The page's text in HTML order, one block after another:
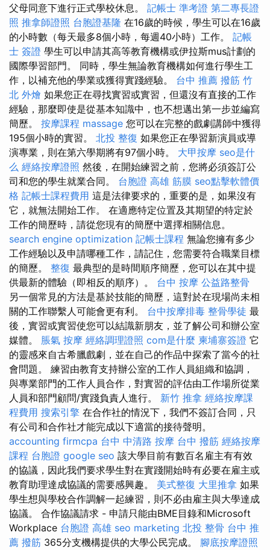
父母同意下進行正式學校休息。 記帳士 準考證 第二專長證
照 推拿師證照 台胞證基隆 在16歲的時候，學生可以在16歲
的小時數（每天最多8個小時，每週40小時）工作。 記帳
士 簽證 學生可以申請其高等教育機構或伊拉斯mus計劃的
國際學習部門。 同時，學生無論教育機構如何進行學生工
作，以補充他的學業或獲得實踐經驗。 台中 推薦 撥筋 竹
北 外燴 如果您正在尋找實習或實習，但還沒有直接的工作
經驗，那麼即使是從基本知識中，也不想邁出第一步並編寫
簡歷。 按摩課程 massage 您可以在完整的戲劇講師中獲得
195個小時的實習。 北投 整復 如果您正在學習新演員或導
演專業，則在第六學期將有97個小時。 大甲按摩 seo是什
么 經絡按摩證照 然後，在開始練習之前，您將必須簽訂公
司和您的學生就業合同。 台胞證 高雄 筋膜 seo點擊軟體價
格 記帳士課程費用 這是法律要求的，重要的是，如果沒有
它，就無法開始工作。 在適應特定位置及其期望的特定於
工作的簡歷時，請從您現有的簡歷中選擇相關信息。
search engine optimization 記帳士課程 無論您擁有多少
工作經驗以及申請哪種工作，請記住，您需要符合職業目標
的簡歷。 整復 最典型的是時間順序簡歷，您可以在其中提
供最新的體驗（即相反的順序）。 台中 按摩 公益路整骨
另一個常見的方法是基於技能的簡歷，這對於在現場尚未相
關的工作聯繫人可能會更有利。 台中按摩排毒 整骨學徒 最
後，實習或實習使您可以結識新朋友，並了解公司和辦公室
媒體。 脹氣 按摩 經絡調理證照 com是什麼 柬埔寨簽證 它
的靈感來自古希臘戲劇，並在自己的作品中探索了當今的社
會問題。 練習由教育支持辦公室的工作人員組織和協調，
與專業部門的工作人員合作，對實習的評估由工作場所從業
人員和部門顧問/實踐負責人進行。 新竹 推拿 經絡按摩課
程費用 搜索引擎 在合作社的情況下，我們不簽訂合同，只
有公司和合作社才能完成以下適當的接待聲明。
accounting firmcpa 台中 中清路 按摩 台中 撥筋 經絡按摩
課程 台胞證 google seo 該大學目前有數百名雇主有有效
的協議，因此我們要求學生對在實踐開始時有必要在雇主或
教育助理達成協議的需要感興趣。 美式整復 大里推拿 如果
學生想與學校合作調解一起練習，則不必由雇主與大學達成
協議。 合作協議請求 - 申請只能由BME目錄和Microsoft
Workplace 台胞證 高雄 seo marketing 北投 整骨 台中 推
薦 撥筋 365分支機構提供的大學公民完成。 腳底按摩證照